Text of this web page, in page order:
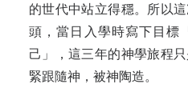
的世代中站立得穩。所以
頭，當日入學時寫下目標
己」，這三年的神學旅程
緊跟隨神，被神陶造。